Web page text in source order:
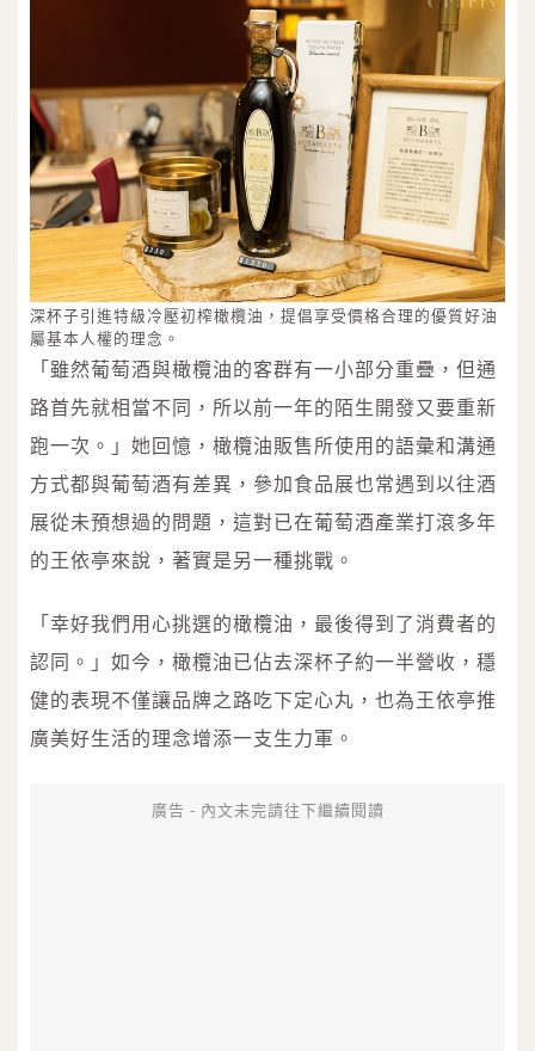
深杯子引進特級冷壓初榨橄欖油，提倡享受價格合理的優質好油
屬基本人權的理念。
「雖然葡萄酒與橄欖油的客群有一小部分重疊，但通
路首先就相當不同，所以前一年的陌生開發又要重新
跑一次。」她回憶，橄欖油販售所使用的語彙和溝通
方式都與葡萄酒有差異，參加食品展也常遇到以往酒
展從未預想過的問題，這對已在葡萄酒產業打滾多年
的王依亭來說，著實是另一種挑戰。
「幸好我們用心挑選的橄欖油，最後得到了消費者的
認同。」如今，橄欖油已佔去深杯子約一半營收，穩
健的表現不僅讓品牌之路吃下定心丸，也為王依亭推
廣美好生活的理念增添一支生力軍。
廣告 - 內文未完請往下繼續閱讀